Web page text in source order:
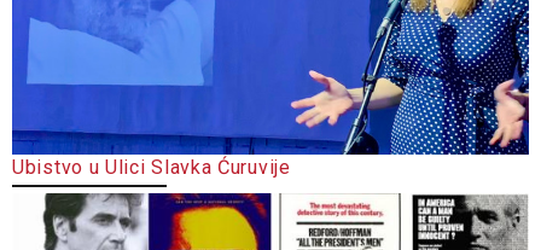
Ubistvo u Ulici Slavka Ćuruvije